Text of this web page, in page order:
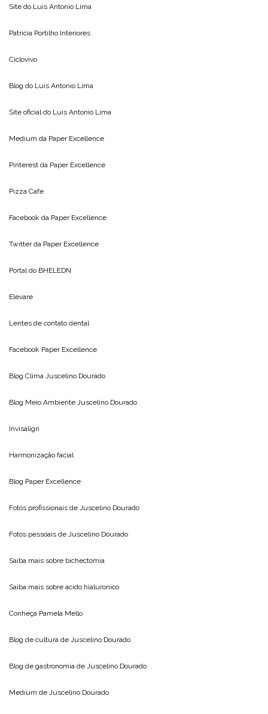
Site do Luis Antonio Lima
Patricia Portilho Interiores
Ciclovivo
Blog do Luis Antonio Lima
Site oficial do Luis Antonio Lima
Medium da Paper Excellence
Pinterest da Paper Excellence
Pizza Cafe
Facebook da Paper Excellence
Twitter da Paper Excellence
Portal do BHELEDN
Elevare
Lentes de contato dental
Facebook Paper Excellence
Blog Clima Juscelino Dourado
Blog Meio Ambiente Juscelino Dourado
Invisalign
Harmonização facial
Blog Paper Excellence
Fotos profissionais de Juscelino Dourado
Fotos pessoais de Juscelino Dourado
Saiba mais sobre bichectomia
Saiba mais sobre acido hialuronico
Conheça Pamela Mello
Blog de cultura de Juscelino Dourado
Blog de gastronomia de Juscelino Dourado
Medium de Juscelino Dourado